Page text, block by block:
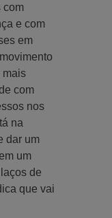
com
e com
em
mais
com
nos
na
dar um
um
de
que vai